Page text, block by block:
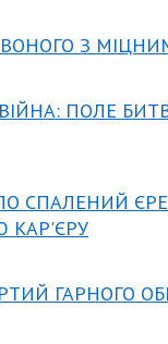
З
ПОЛЕ
СПАЛЕНИЙ
КАР'ЄРУ
ГАРНОГО